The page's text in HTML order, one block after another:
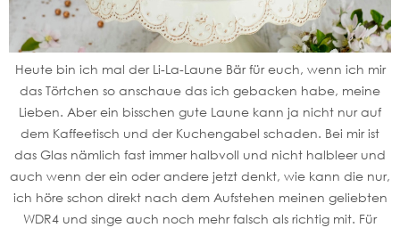
Heute bin ich mal der Li-La-Laune Bär für euch, wenn ich mir
das Törtchen so anschaue das ich gebacken habe, meine
Lieben. Aber ein bisschen gute Laune kann ja nicht nur auf
dem Kaffeetisch und der Kuchengabel schaden. Bei mir ist
das Glas nämlich fast immer halbvoll und nicht halbleer und
auch wenn der ein oder andere jetzt denkt, wie kann die nur,
ich höre schon direkt nach dem Aufstehen meinen geliebten
WDR4 und singe auch noch mehr falsch als richtig mit. Für